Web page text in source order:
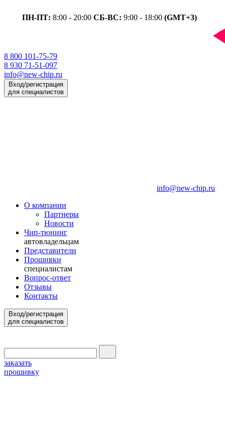
ПН-ПТ: 8:00 - 20:00 СБ-ВС: 9:00 - 18:00 (GMT+3)
8 800 101-75-79
8 930 71-51-097
info@new-chip.ru
Вход/регистрация
для специалистов
info@new-chip.ru
О компании
Партнеры
Новости
Чип-тюнинг
автовладельцам
Представители
Прошивки
специалистам
Вопрос-ответ
Отзывы
Контакты
Вход/регистрация
для специалистов
заказать
прошивку